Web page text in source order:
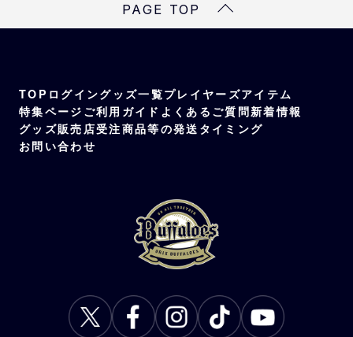
PAGE TOP
TOP ログイングッズ一覧プレイヤーズアイテム
特集ページ ご利用ガイド よくあるご質問新着情報
グッズ販売店受注商品等の発送タイミング
お問い合わせ